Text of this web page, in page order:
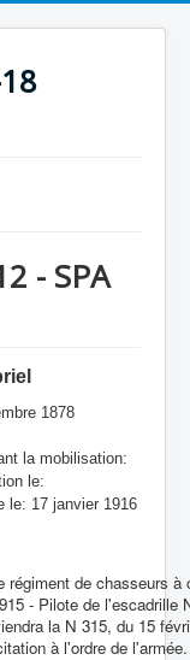
- SPA
1878
la mobilisation:
le:
le: 17 janvier 1916
régiment de chasseurs
- Pilote de l'escadrille
la N 315, du 15
à l'ordre de l'armée.